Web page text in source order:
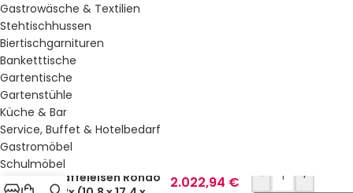
Gastrowäsche & Textilien
Stehtischhussen
Biertischgarnituren
Banketttische
Gartentische
Gartenstühle
Küche & Bar
Service, Buffet & Hotelbedarf
Gastromöbel
Schulmöbel
Sale %
Waffeleisen Rondo
2.022,94 € - +